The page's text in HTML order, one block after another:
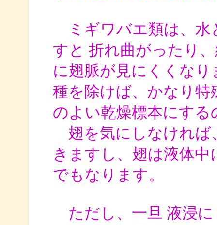
ミギワバエ類は、水
すと 折れ曲がったり
に翅脈が見にくくな
種を除けば、かなり特
のよい乾燥標本にす
翅を気にしなければ
きますし、翅は液体
でもなります。
ただし、一旦 液浸に